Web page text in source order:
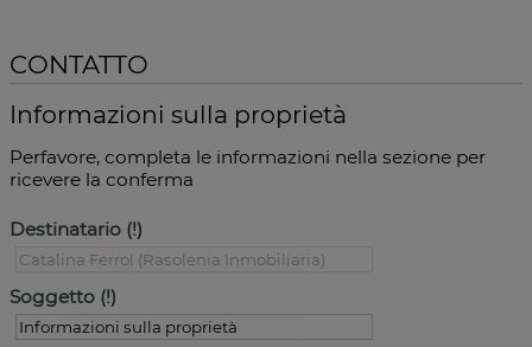
CONTATTO
Informazioni sulla proprietà
Perfavore, completa le informazioni nella sezione per
ricevere la conferma
Destinatario
Soggetto